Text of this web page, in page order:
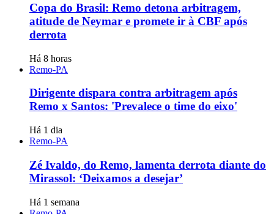
Copa do Brasil: Remo detona arbitragem,
atitude de Neymar e promete ir à CBF após
derrota
Há 8 horas
Remo-PA
Dirigente dispara contra arbitragem após
Remo x Santos: 'Prevalece o time do eixo'
Há 1 dia
Remo-PA
Zé Ivaldo, do Remo, lamenta derrota diante do
Mirassol: ‘Deixamos a desejar’
Há 1 semana